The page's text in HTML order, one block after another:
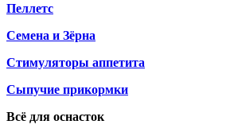
Пеллетс
Семена и Зёрна
Стимуляторы аппетита
Сыпучие прикормки
Всё для оснасток